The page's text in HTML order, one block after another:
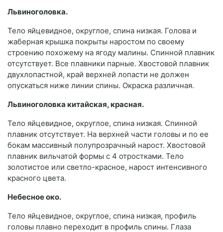
Львиноголовка.
Тело яйцевидное, округлое, спина низкая. Голова и
жаберная крышка покрыты наростом по своему
строению похожему на ягоду малины. Спинной плавник
отсутствует. Все плавники парные. Хвостовой плавник
двухлопастной, край верхней лопасти не должен
опускаться ниже линии спины. Окраска различная.
Львиноголовка китайская, красная.
Тело яйцевидное, округлое, спина низкая. Спинной
плавник отсутствует. На верхней части головы и по ее
бокам массивный полупрозрачный нарост. Хвостовой
плавник вильчатой формы с 4 отростками. Тело
золотистое или светло-красное, нарост интенсивного
красного цвета.
Небесное око.
Тело яйцевидное, округлое, спина низкая, профиль
головы плавно переходит в профиль спины. Глаза